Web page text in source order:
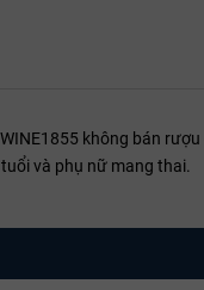
không bán
và phụ nữ mang thai.